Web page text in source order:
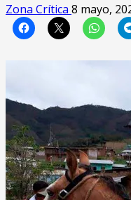
Zona Crítica 8 mayo,